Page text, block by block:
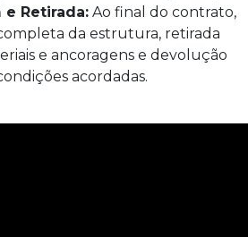
Retirada: Ao final do contrato,
da estrutura, retirada
e ancoragens e devolução
acordadas.